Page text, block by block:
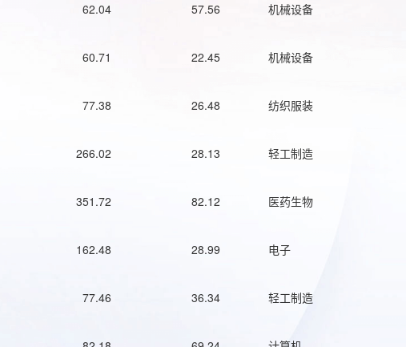
62.04 57.56 机械设备
60.71 22.45 机械设备
77.38 26.48 纺织服装
266.02 28.13 轻工制造
351.72 82.12 医药生物
162.48 28.99 电子
77.46 36.34 轻工制造